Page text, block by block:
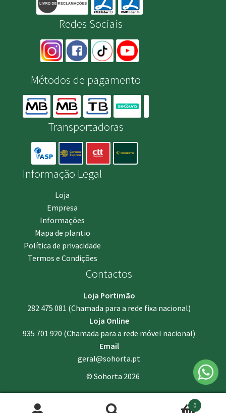
Redes Sociais
Métodos de pagamento
Transportadoras
Informação Legal
Loja
Empresa
Informações
Mapa de plantio
Política de privacidade
Termos e Condições
Contactos
Loja Portimão
282 475 081 (Chamada para a rede fixa nacional)
Loja Online
935 701 920 (Chamada para a rede móvel nacional)
Email
geral@sohorta.pt
© Sohorta 2026
0